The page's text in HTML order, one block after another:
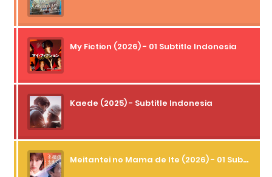
My Fiction (2026) - 01 Subtitle Indonesia
Kaede (2025) - Subtitle Indonesia
Meitantei no Mama de Ite (2026) - 01 Subtitle Indonesia